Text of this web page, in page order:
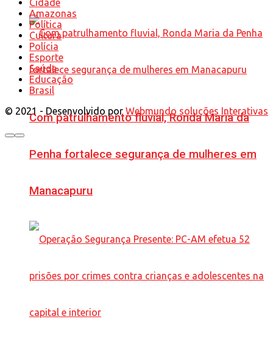
Com patrulhamento fluvial, Ronda Maria da
Penha fortalece segurança de mulheres em
Manacapuru
Cidade
Amazonas
Política
Cultura
Polícia
Esporte
Saúde
Educação
Brasil
© 2021 - Desenvolvido por Webmundo soluções Interativas